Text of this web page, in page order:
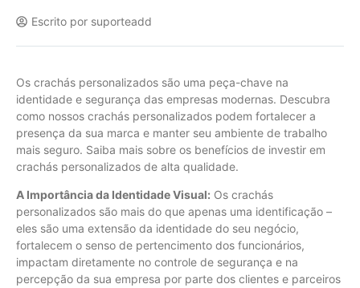
Escrito por suporteadd
Os crachás personalizados são uma peça-chave na
identidade e segurança das empresas modernas. Descubra
como nossos crachás personalizados podem fortalecer a
presença da sua marca e manter seu ambiente de trabalho
mais seguro. Saiba mais sobre os benefícios de investir em
crachás personalizados de alta qualidade.
A Importância da Identidade Visual: Os crachás
personalizados são mais do que apenas uma identificação –
eles são uma extensão da identidade do seu negócio,
fortalecem o senso de pertencimento dos funcionários,
impactam diretamente no controle de segurança e na
percepção da sua empresa por parte dos clientes e parceiros